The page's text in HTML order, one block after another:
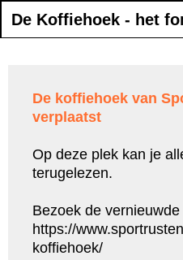
De Koffiehoek - het
De koffiehoek van
verplaatst
Op deze plek kan je
terugelezen.
Bezoek de
https://
koffiehoek/